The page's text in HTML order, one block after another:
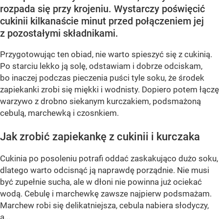
rozpada się przy krojeniu. Wystarczy poświęcić
cukinii kilkanaście minut przed połączeniem jej
z pozostałymi składnikami.
Przygotowując ten obiad, nie warto spieszyć się z cukinią.
Po starciu lekko ją solę, odstawiam i dobrze odciskam,
bo inaczej podczas pieczenia puści tyle soku, że środek
zapiekanki zrobi się miękki i wodnisty. Dopiero potem łączę
warzywo z drobno siekanym kurczakiem, podsmażoną
cebulą, marchewką i czosnkiem.
Jak zrobić zapiekankę z cukinii i kurczaka
Cukinia po posoleniu potrafi oddać zaskakująco dużo soku,
dlatego warto odcisnąć ją naprawdę porządnie. Nie musi
być zupełnie sucha, ale w dłoni nie powinna już ociekać
wodą. Cebulę i marchewkę zawsze najpierw podsmażam.
Marchew robi się delikatniejsza, cebula nabiera słodyczy,
a...